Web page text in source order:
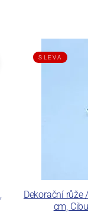
Dekorační růže
cm,
SLEVA